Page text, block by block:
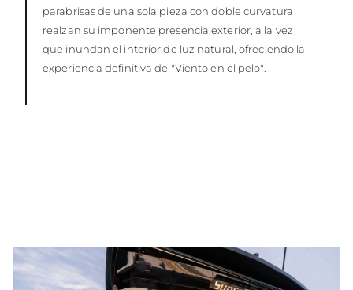
parabrisas de una sola pieza con doble curvatura
realzan su imponente presencia exterior, a la vez
que inundan el interior de luz natural, ofreciendo la
experiencia definitiva de "Viento en el pelo".